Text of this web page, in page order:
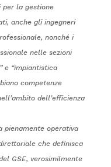
per la gestione
anche gli ingegneri
nonché i
nelle sezioni
e “impiantistica
competenze
dell’efficienza
pienamente operativa
che definisca
GSE, verosimilmente